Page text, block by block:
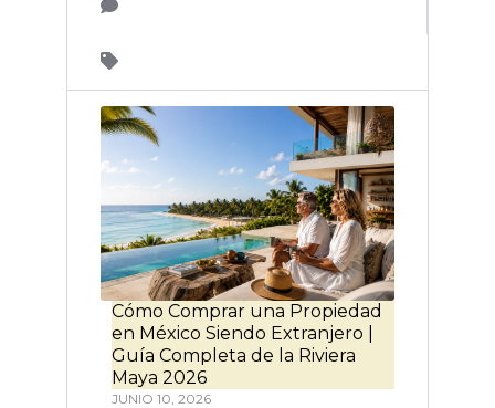
Cómo Comprar una Propiedad
en México Siendo Extranjero |
Guía Completa de la Riviera
Maya 2026
JUNIO 10, 2026